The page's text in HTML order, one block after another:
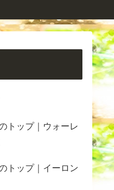
トップ｜ウォーレ
トップ｜イーロン